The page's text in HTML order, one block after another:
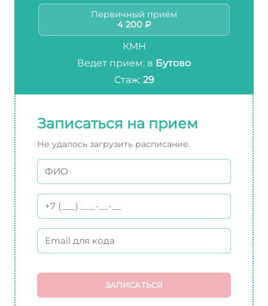
Первичный приём
4 200 ₽
КМН
Ведет прием: в Бутово
Стаж: 29
Записаться на прием
Не удалось загрузить расписание.
ЗАПИСАТЬСЯ